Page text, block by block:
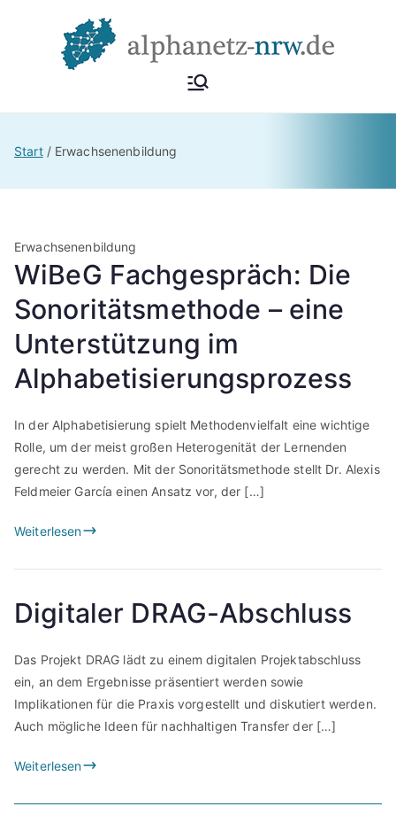
Alphan
Start Erwachsenenbildung
Erwachsenenbildung
WiBeG Fachgespräch: Die
Sonoritätsmethode – eine
Unterstützung im
Alphabetisierungsprozess
In der Alphabetisierung spielt Methodenvielfalt eine wichtige
Rolle, um der meist großen Heterogenität der Lernenden
gerecht zu werden. Mit der Sonoritätsmethode stellt Dr. Alexis
Feldmeier García einen Ansatz vor, der […]
Weiterlesen
Digitaler DRAG-Abschluss
Das Projekt DRAG lädt zu einem digitalen Projektabschluss
ein, an dem Ergebnisse präsentiert werden sowie
Implikationen für die Praxis vorgestellt und diskutiert werden.
Auch mögliche Ideen für nachhaltigen Transfer der […]
Weiterlesen